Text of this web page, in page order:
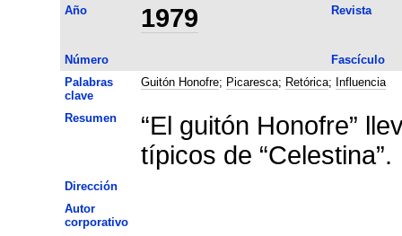
Año 1979 Revista
Número
Fascículo
Palabras
clave
Guitón Honofre; Picaresca; Retórica; Influencia
Resumen
“El guitón Honofre”
típicos de “Celestina”.
Dirección
Autor
corporativo